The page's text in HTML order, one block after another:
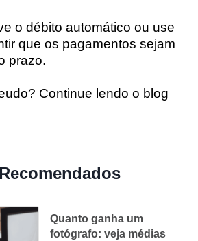
o débito automático ou use
que os pagamentos sejam
prazo.
Continue lendo o blog
Quanto ganha um
fotógrafo: veja médias